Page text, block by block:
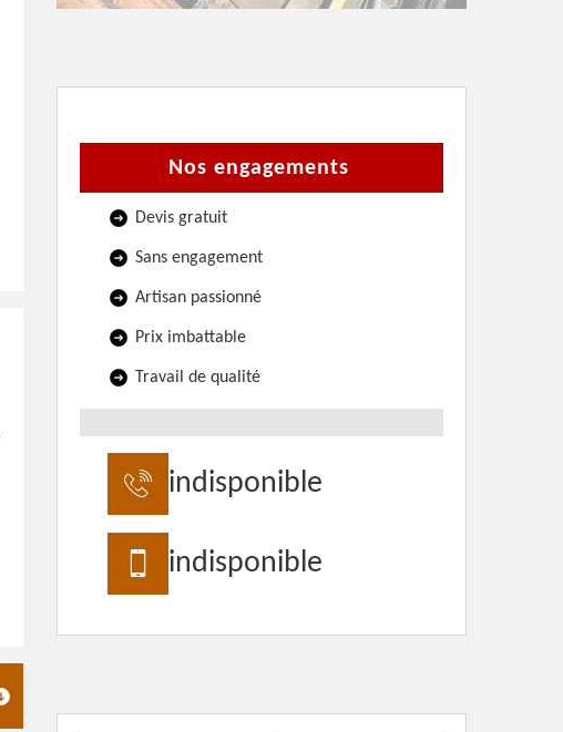
Nos engagements
Devis gratuit
Sans engagement
Artisan passionné
Prix imbattable
Travail de qualité
indisponible
indisponible